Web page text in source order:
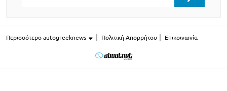
Περισσότερο autogreeknews Πολιτική Απορρήτου Επικοινωνία